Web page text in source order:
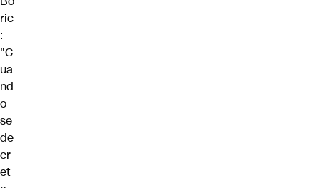
ric
:
"C
ua
nd
o
se
de
cr
et